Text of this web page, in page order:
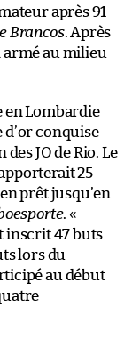
après 91
Brancos. Après
armé au milieu
en Lombardie
d’or conquise
JO de Rio. Le
25
prêt jusqu’en
. «
inscrit 47 buts
lors du
au début